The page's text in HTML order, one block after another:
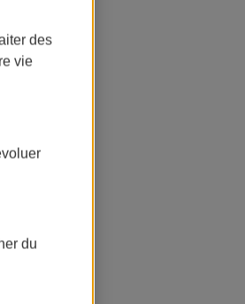
des
vie
du